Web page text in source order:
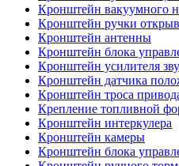
Кронштейн вакуумного
Кронштейн ручки
Кронштейн антенны
Кронштейн блока
Кронштейн усилителя
Кронштейн датчика
Кронштейн троса
Крепление топливной
Кронштейн интеркулера
Кронштейн камеры
Кронштейн блока